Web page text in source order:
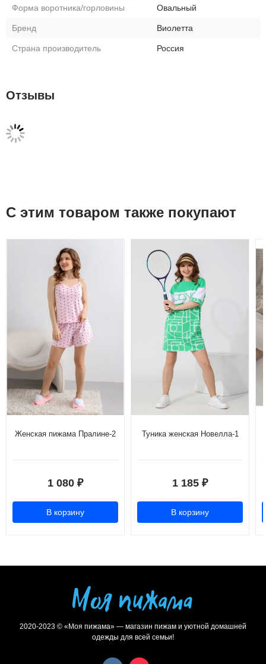
Форма воротника/горловины Овальный
Бренд Виолетта
Страна производитель Россия
Отзывы
С этим товаром также покупают
Женская пижама Пралине-2
1 080 ₽
В корзину
Туника женская Новелла-1
1 185 ₽
В корзину
2020-2023 © «Моя пижама» — магазин пижам и уютной домашней
одежды для всей семьи!